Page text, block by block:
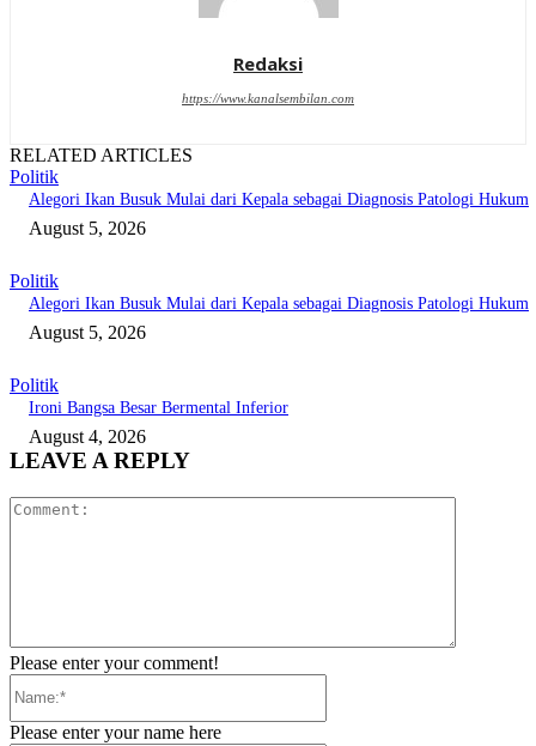
Redaksi
https://www.kanalsembilan.com
RELATED ARTICLES
Politik
Alegori Ikan Busuk Mulai dari Kepala sebagai Diagnosis Patologi Hukum
August 5, 2026
Politik
Alegori Ikan Busuk Mulai dari Kepala sebagai Diagnosis Patologi Hukum
August 5, 2026
Politik
Ironi Bangsa Besar Bermental Inferior
August 4, 2026
LEAVE A REPLY
Please enter your comment!
Please enter your name here